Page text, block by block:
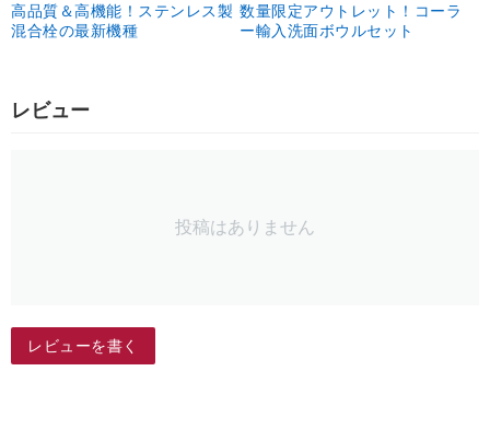
高品質＆高機能！ステンレス製
混合栓の最新機種
数量限定アウトレット！コーラ
ー輸入洗面ボウルセット
レビュー
投稿はありません
レビューを書く